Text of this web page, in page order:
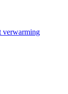
verwarming